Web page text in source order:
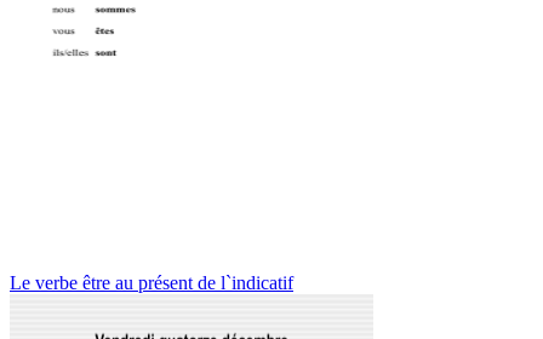
Le verbe être au présent de l`indicatif